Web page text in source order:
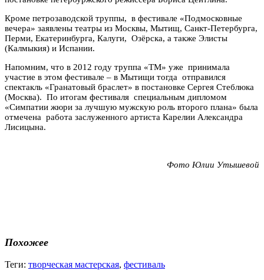
Кроме петрозаводской труппы, в фестивале «Подмосковные
вечера» заявлены театры из Москвы, Мытищ, Санкт-Петербурга,
Перми, Екатеринбурга, Калуги, Озёрска, а также Элисты
(Калмыкия) и Испании.
Напомним, что в 2012 году труппа «ТМ» уже принимала
участие в этом фестивале – в Мытищи тогда отправился
спектакль «Гранатовый браслет» в постановке Сергея Стеблюка
(Москва). По итогам фестиваля специальным дипломом
«Симпатии жюри за лучшую мужскую роль второго плана» была
отмечена работа заслуженного артиста Карелии Александра
Лисицына.
Фото Юлии Утышевой
Похожее
Теги: творческая мастерская, фестиваль